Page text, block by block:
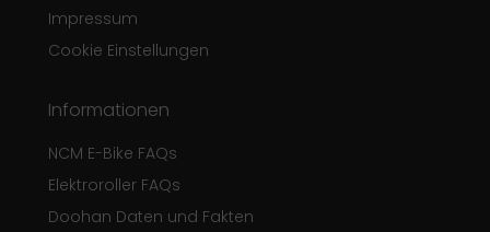
Impressum
Cookie Einstellungen
Informationen
NCM E-Bike FAQs
Elektroroller FAQs
Doohan Daten und Fakten